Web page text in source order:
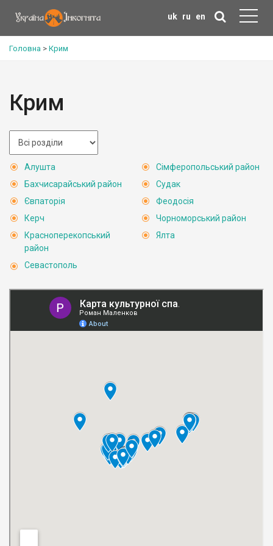
uk ru en
Головна > Крим
Крим
Алушта
Бахчисарайський район
Євпаторія
Керч
Красноперекопський
район
Севастополь
Сімферопольський район
Судак
Феодосія
Чорноморський район
Ялта